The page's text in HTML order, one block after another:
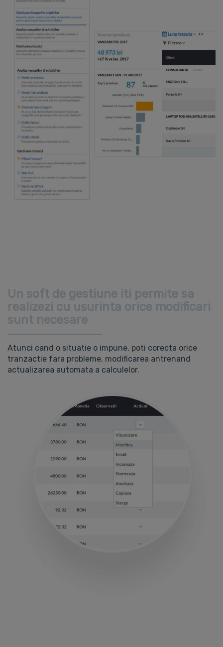
Un soft de gestiune iti permite sa
realizezi cu usurinta orice modificari
sunt necesare
Atunci cand o situatie o impune, poti corecta orice
tranzactie fara probleme, modificarea antrenand
actualizarea automata a calculelor.